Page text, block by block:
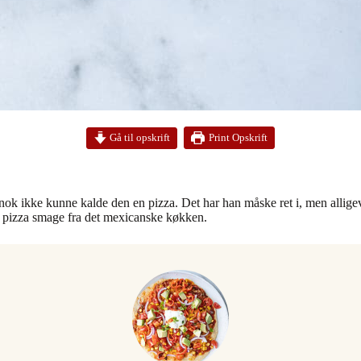
Gå til opskrift Print Opskrift
ikke kunne kalde den en pizza. Det har han måske ret i, men
smage fra det mexicanske køkken.